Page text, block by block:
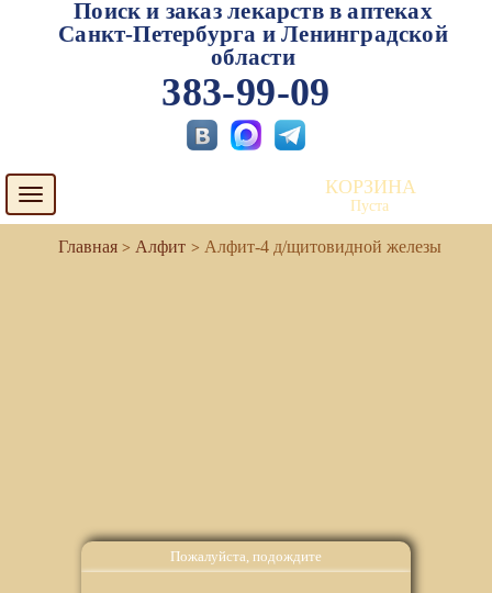
Пожалуйста, подождите
Поиск и заказ лекарств в аптеках
Санкт-Петербурга и Ленинградской
области
383-99-09
Toggle
navigation
КОРЗИНА
Пуста
Алфит Алфит-4 д/щитовидной железы